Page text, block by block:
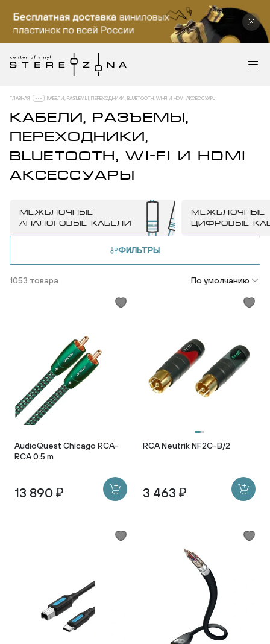
ГЛАВНАЯ КАБЕЛИ, РАЗЪЕМЫ, ПЕРЕХОДНИКИ, BLUETOOTH, WI-FI И HDMI АКСЕССУАРЫ
КАБЕЛИ, РАЗЪЕМЫ,
ПЕРЕХОДНИКИ,
BLUETOOTH, WI-FI И HDMI
АКСЕССУАРЫ
МЕЖБЛОЧНЫЕ
АНАЛОГОВЫЕ КАБЕЛИ
МЕЖБЛОЧНЫЕ
ЦИФРОВЫЕ
ФИЛЬТРЫ
1053 товара По умолчанию
AudioQuest Chicago RCA-
RCA 0.5 m
13 890 ₽
RCA Neutrik NF2C-B/2
3 463 ₽